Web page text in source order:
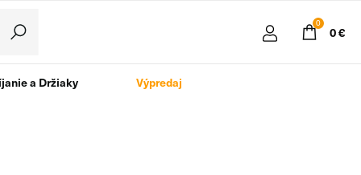
0
0 €
a Držiaky Výpredaj